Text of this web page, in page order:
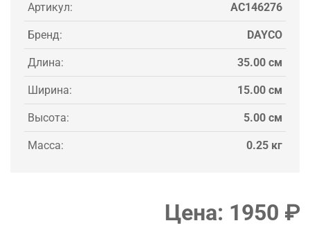
Артикул: AC146276
Бренд: DAYCO
Длина: 35.00 см
Ширина: 15.00 см
Высота: 5.00 см
Масса: 0.25 кг
Цена: 1950 ₽